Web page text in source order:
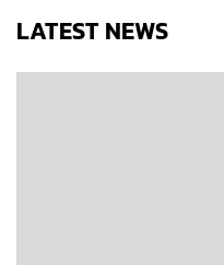
LATEST NEWS